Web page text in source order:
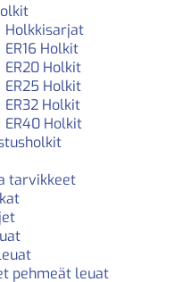
Holkkisarjat
ER16 Holkit
ER20 Holkit
ER25 Holkit
ER32 Holkit
ER40 Holkit
tarvikkeet
pehmeät leuat